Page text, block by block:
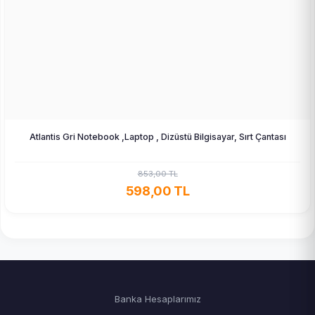
Atlantis Gri Notebook ,Laptop , Dizüstü Bilgisayar, Sırt Çantası
853,00 TL
598,00 TL
Banka Hesaplarımız